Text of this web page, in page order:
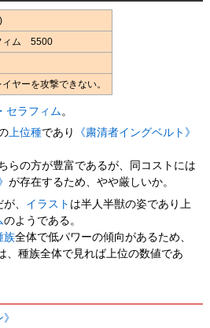
ィム 5500
ヤーを攻撃できない。
セラフィム 。
上位種であり
《粛清者イングベルト》
らの方が豊富であるが、同コストには
が存在するため、やや厳しいか。
が、 イラスト は半人半獣の姿であり上
のようである。
族全体で低パワーの傾向があるため、
、種族全体で見れば上位の数値であ